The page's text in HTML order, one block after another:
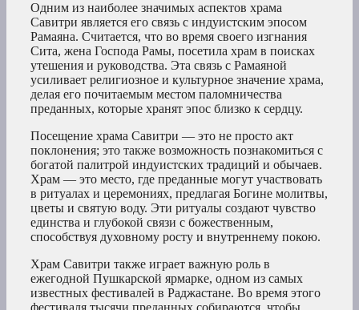
Одним из наиболее значимых аспектов храма
Савитри является его связь с индуистским эпосом
Рамаяна. Считается, что во время своего изгнания
Сита, жена Господа Рамы, посетила храм в поисках
утешения и руководства. Эта связь с Рамаяной
усиливает религиозное и культурное значение храма,
делая его почитаемым местом паломничества
преданных, которые хранят эпос близко к сердцу.
Посещение храма Савитри — это не просто акт
поклонения; это также возможность познакомиться с
богатой палитрой индуистских традиций и обычаев.
Храм — это место, где преданные могут участвовать
в ритуалах и церемониях, предлагая Богине молитвы,
цветы и святую воду. Эти ритуалы создают чувство
единства и глубокой связи с божественным,
способствуя духовному росту и внутреннему покою.
Храм Савитри также играет важную роль в
ежегодной Пушкарской ярмарке, одном из самых
известных фестивалей в Раджастане. Во время этого